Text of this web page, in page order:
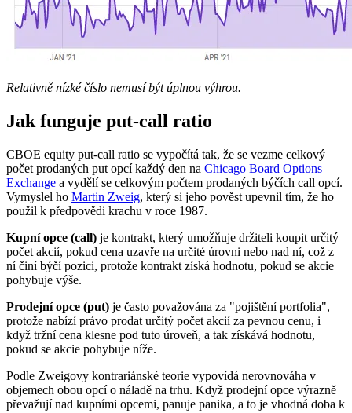
Relativně nízké číslo nemusí být úplnou výhrou.
Jak funguje put-call ratio
CBOE equity put-call ratio se vypočítá tak, že se vezme celkový
počet prodaných put opcí každý den na Chicago Board Options
Exchange a vydělí se celkovým počtem prodaných býčích call opcí.
Vymyslel ho Martin Zweig, který si jeho pověst upevnil tím, že ho
použil k předpovědi krachu v roce 1987.
Kupní opce (call) je kontrakt, který umožňuje držiteli koupit určitý
počet akcií, pokud cena uzavře na určité úrovni nebo nad ní, což z
ní činí býčí pozici, protože kontrakt získá hodnotu, pokud se akcie
pohybuje výše.
Prodejní opce (put) je často považována za "pojištění portfolia",
protože nabízí právo prodat určitý počet akcií za pevnou cenu, i
když tržní cena klesne pod tuto úroveň, a tak získává hodnotu,
pokud se akcie pohybuje níže.
Podle Zweigovy kontrariánské teorie vypovídá nerovnováha v
objemech obou opcí o náladě na trhu. Když prodejní opce výrazně
převažují nad kupními opcemi, panuje panika, a to je vhodná doba k